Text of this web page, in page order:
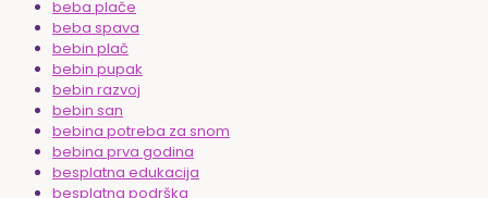
beba plače
beba spava
bebin plač
bebin pupak
bebin razvoj
bebin san
bebina potreba za snom
bebina prva godina
besplatna edukacija
besplatna podrška